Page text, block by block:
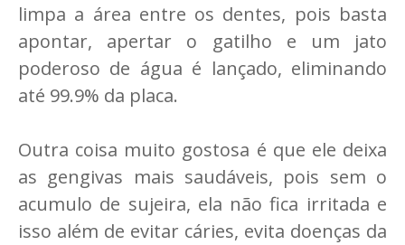
limpa a área entre os dentes, pois basta
apontar, apertar o gatilho e um jato
poderoso de água é lançado, eliminando
até 99.9% da placa.
Outra coisa muito gostosa é que ele deixa
as gengivas mais saudáveis, pois sem o
acumulo de sujeira, ela não fica irritada e
isso além de evitar cáries, evita doenças da